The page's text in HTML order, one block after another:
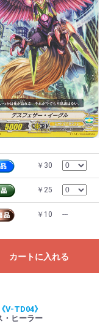
￥30
￥25
￥10 ---
カートに入れる
《V-TD04》
・ヒーラー